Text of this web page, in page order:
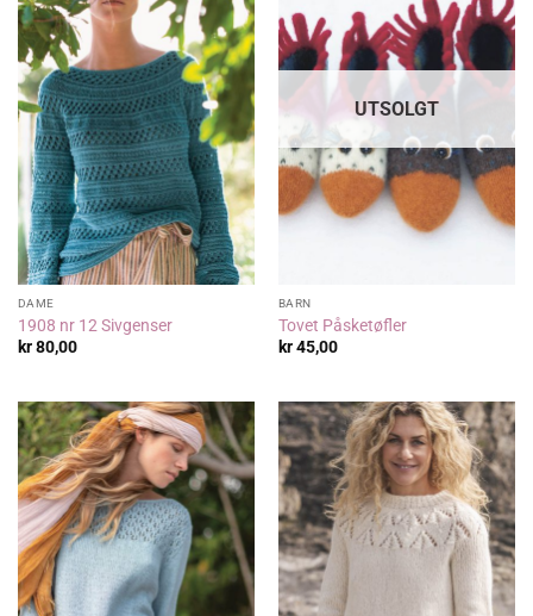
DAME
1908 nr 12 Sivgenser
kr80,00
UTSOLGT
BARN
Tovet Påsketøfler
kr45,00